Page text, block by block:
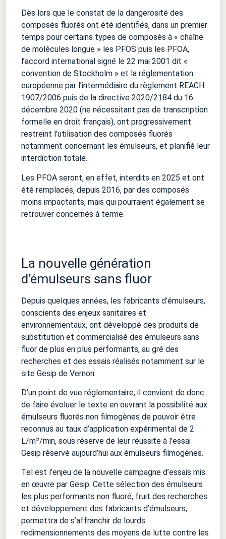
Dès lors que le constat de la dangerosité des
composés fluorés ont été identifiés, dans un premier
temps pour certains types de composés à « chaîne
de molécules longue » les PFOS puis les PFOA,
l’accord international signé le 22 mai 2001 dit «
convention de Stockholm » et la réglementation
européenne par l’intermédiaire du règlement REACH
1907/2006 puis de la directive 2020/2184 du 16
décembre 2020 (ne nécessitant pas de transcription
formelle en droit français), ont progressivement
restreint l’utilisation des composés fluorés
notamment concernant les émulseurs, et planifié leur
interdiction totale.
Les PFOA seront, en effet, interdits en 2025 et ont
été remplacés, depuis 2016, par des composés
moins impactants, mais qui pourraient également se
retrouver concernés à terme.
La nouvelle génération
d’émulseurs sans fluor
Depuis quelques années, les fabricants d’émulseurs,
conscients des enjeux sanitaires et
environnementaux, ont développé des produits de
substitution et commercialisé des émulseurs sans
fluor de plus en plus performants, au gré des
recherches et des essais réalisés notamment sur le
site Gesip de Vernon.
D’un point de vue réglementaire, il convient de donc
de faire évoluer le texte en ouvrant la possibilité aux
émulseurs fluorés non filmogènes de pouvoir être
reconnus au taux d’application expérimental de 2
L/m²/min, sous réserve de leur réussite à l’essai
Gesip réservé aujourd’hui aux émulseurs filmogènes.
Tel est l’enjeu de la nouvelle campagne d’essais mis
en œuvre par Gesip. Cette sélection des émulseurs
les plus performants non fluoré, fruit des recherches
et développement des fabricants d’émulseurs,
permettra de s’affranchir de lourds
redimensionnements des moyens de lutte contre les